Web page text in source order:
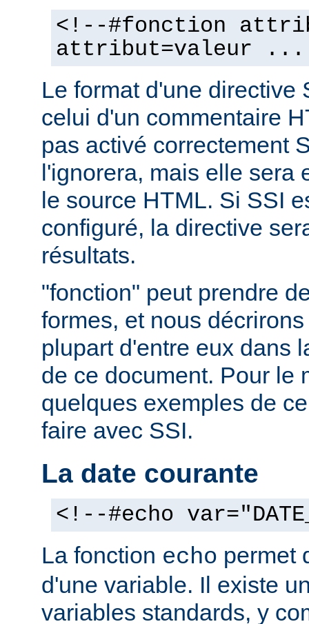
<!--#fonction
attribut=valeur
Le format d'une directive
celui d'un commentaire
pas activé correctement
l'ignorera, mais elle sera
le source HTML. Si SSI
configuré, la directive
résultats.
"fonction" peut prendre
formes, et nous
plupart d'entre eux dans
de ce document. Pour le
quelques exemples de
faire avec SSI.
La date courante
<!--#echo
La fonction echo permet
d'une variable. Il existe
variables standards, y